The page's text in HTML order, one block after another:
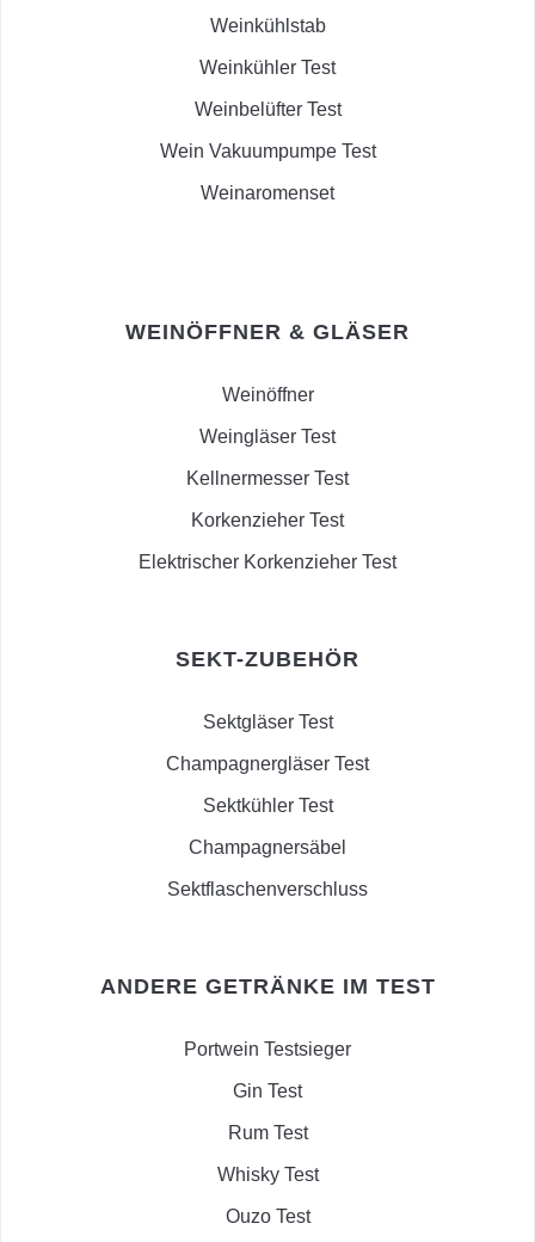
Weinkühlstab
Weinkühler Test
Weinbelüfter Test
Wein Vakuumpumpe Test
Weinaromenset
WEINÖFFNER & GLÄSER
Weinöffner
Weingläser Test
Kellnermesser Test
Korkenzieher Test
Elektrischer Korkenzieher Test
SEKT-ZUBEHÖR
Sektgläser Test
Champagnergläser Test
Sektkühler Test
Champagnersäbel
Sektflaschenverschluss
ANDERE GETRÄNKE IM TEST
Portwein Testsieger
Gin Test
Rum Test
Whisky Test
Ouzo Test